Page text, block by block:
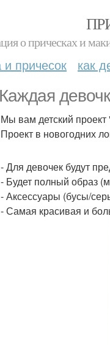
о прическах и
причесок как
Каждая
Мы вам детский
Проект в новогодних
- Для девочек будут
- Будет полный образ
- Аксессуары (бусы/
- Самая красивая и